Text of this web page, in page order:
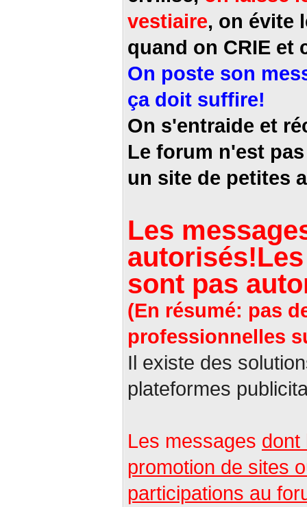
vestiaire, on évite
quand on CRIE et
On poste son
ça doit suffire!
On s'entraide et
Le forum n'est
un site de petites
Les
autorisés!
sont pas
(En résumé: pas
professionnelles
Il existe des
plateformes
Les messages dont
promotion de sites
participations au